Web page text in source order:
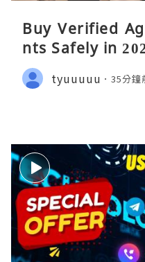
Buy Verified
nts Safely in
tyuuuuu 35分鐘